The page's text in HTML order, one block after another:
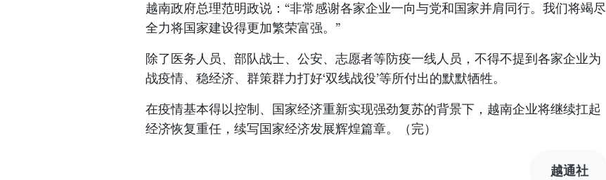
越南政府总理范明政说：“非常感谢各家企业一向与党和国家并肩同行。我们将竭尽
全力将国家建设得更加繁荣富强。”
除了医务人员、部队战士、公安、志愿者等防疫一线人员，不得不提到各家企业为
战疫情、稳经济、群策群力打好‘双线战役’等所付出的默默牺牲。
在疫情基本得以控制、国家经济重新实现强劲复苏的背景下，越南企业将继续扛起
经济恢复重任，续写国家经济发展辉煌篇章。（完）
越通社